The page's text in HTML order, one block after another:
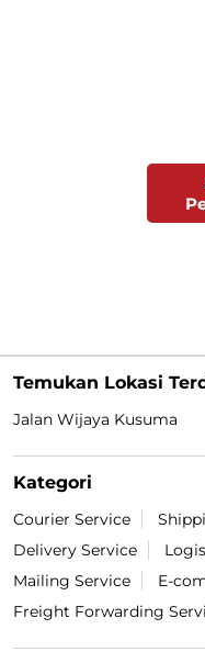
Temukan Lokasi
Jalan Wijaya Kusuma
Kategori
Courier Service
Delivery Service
Mailing Service
E-
Freight Forwarding